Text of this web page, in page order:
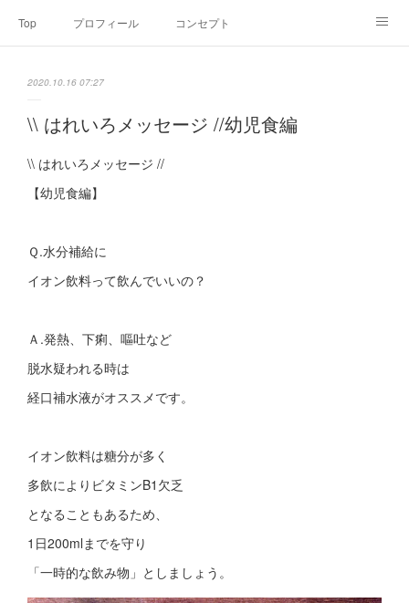
Top プロフィール コンセプト
SNS
2020.10.16 07:27
\\ はれいろメッセージ //幼児食編
\\ はれいろメッセージ //
【幼児食編】
Ｑ.水分補給に
イオン飲料って飲んでいいの？
Ａ.発熱、下痢、嘔吐など
脱水疑われる時は
経口補水液がオススメです。
イオン飲料は糖分が多く
多飲によりビタミンB1欠乏
となることもあるため、
1日200mlまでを守り
「一時的な飲み物」としましょう。